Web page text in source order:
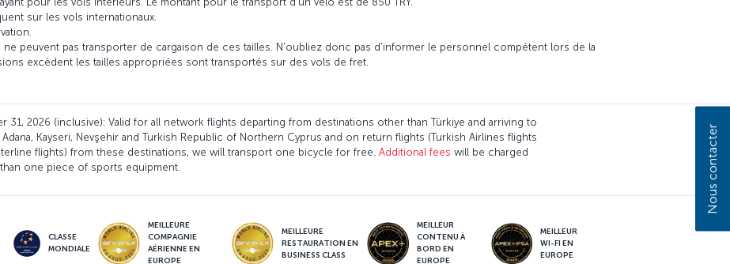
sur les vols internationaux.
peuvent pas transporter de cargaison de ces tailles. N'oubliez donc pas d'informer le personnel compétent lors de la
excèdent les tailles appropriées sont transportés sur des vols de fret.
31, 2026 (inclusive): Valid for all network flights departing from destinations other than Türkiye and arriving to
Adana, Kayseri, Nevşehir and Turkish Republic of Northern Cyprus and on return flights (Turkish Airlines flights
flights) from these destinations, we will transport one bicycle for free. Additional fees will be charged
one piece of sports equipment.
CLASSE
MONDIALE
MEILLEURE
COMPAGNIE
AÉRIENNE EN
EUROPE
MEILLEURE
RESTAURATION EN
BUSINESS CLASS
MEILLEUR
CONTENU À
BORD EN
EUROPE
MEILLEUR
WI-FI EN
EUROPE
Nous contacter